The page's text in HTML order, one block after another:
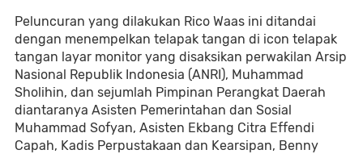
Peluncuran yang dilakukan Rico Waas ini ditandai
dengan menempelkan telapak tangan di icon telapak
tangan layar monitor yang disaksikan perwakilan Arsip
Nasional Republik Indonesia (ANRI), Muhammad
Sholihin, dan sejumlah Pimpinan Perangkat Daerah
diantaranya Asisten Pemerintahan dan Sosial
Muhammad Sofyan, Asisten Ekbang Citra Effendi
Capah, Kadis Perpustakaan dan Kearsipan, Benny